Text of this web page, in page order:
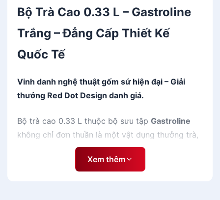
t
r
o
i
e
r
n
g
Bộ Trà Cao 0.33 L – Gastroline
Trắng – Đẳng Cấp Thiết Kế
Quốc Tế
Vinh danh nghệ thuật gốm sứ hiện đại – Giải
thưởng Red Dot Design danh giá.
Bộ trà cao 0.33 L thuộc bộ sưu tập Gastroline
không chỉ đơn thuần là một vật dụng thưởng trà,
mà còn là một tác phẩm nghệ thuật đạt giải
“Ý tưởng thiết kế sản phẩm xuất sắc
Xem thêm